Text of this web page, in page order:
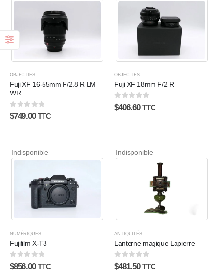
OBJECTIFS
Fuji XF 16-55mm F/2.8 R LM
WR
0sur 5
$749.00 TTC
OBJECTIFS
Fuji XF 18mm F/2 R
0sur 5
$406.60 TTC
Indisponible
NUMÉRIQUES
Fujifilm X-T3
0sur 5
$856.00 TTC
Indisponible
ANTIQUITÉS
Lanterne magique Lapierre
0sur 5
$481.50 TTC